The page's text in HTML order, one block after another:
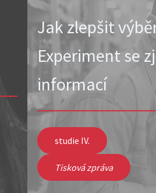
Jak zlepšit
Experiment se
informací
studie IV.
Tisková zpráva